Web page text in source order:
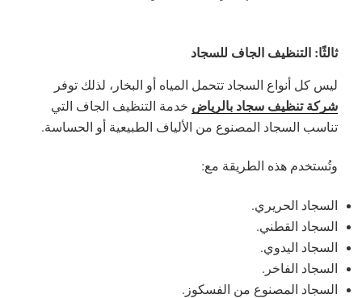
ثالثًا: التنظيف الجاف للسجاد
ليس كل أنواع السجاد تتحمل المياه أو البخار، لذلك توفر
شركة تنظيف سجاد بالرياض خدمة التنظيف الجاف التي
تناسب السجاد المصنوع من الألياف الطبيعية أو الحساسة.
وتُستخدم هذه الطريقة مع:
السجاد الحريري.
السجاد القطني.
السجاد اليدوي.
السجاد الفاخر.
السجاد المصنوع من الفسكوز.